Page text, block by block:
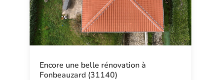
Encore une belle rénovation à
Fonbeauzard (31140)